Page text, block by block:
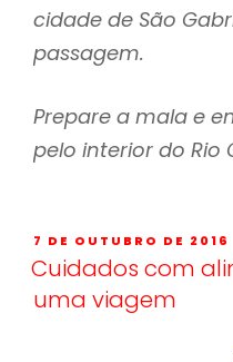
cidade de São
passagem.
Prepare a mala e
pelo interior do Rio
7 DE OUTUBRO DE 2016
Cuidados com
uma viagem